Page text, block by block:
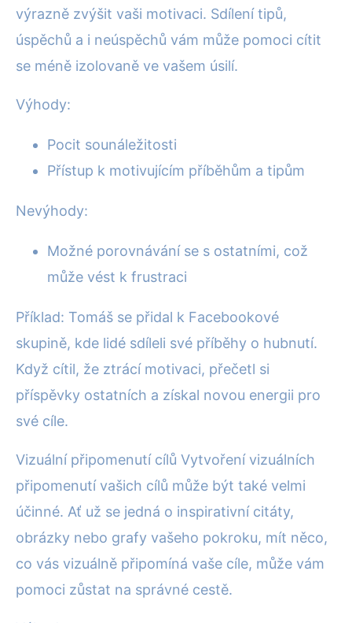
výrazně zvýšit vaši motivaci. Sdílení tipů,
úspěchů a i neúspěchů vám může pomoci cítit
se méně izolovaně ve vašem úsilí.
Výhody:
Pocit sounáležitosti
Přístup k motivujícím příběhům a tipům
Nevýhody:
Možné porovnávání se s ostatními, což
může vést k frustraci
Příklad: Tomáš se přidal k Facebookové
skupině, kde lidé sdíleli své příběhy o hubnutí.
Když cítil, že ztrácí motivaci, přečetl si
příspěvky ostatních a získal novou energii pro
své cíle.
Vizuální připomenutí cílů Vytvoření vizuálních
připomenutí vašich cílů může být také velmi
účinné. Ať už se jedná o inspirativní citáty,
obrázky nebo grafy vašeho pokroku, mít něco,
co vás vizuálně připomíná vaše cíle, může vám
pomoci zůstat na správné cestě.